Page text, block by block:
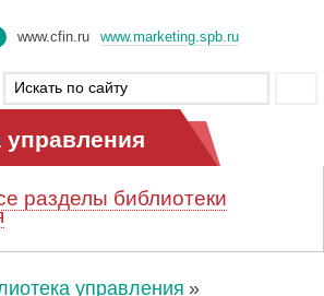
www.cfin.ru www.marketing.spb.ru
управления
разделы библиотеки
управления